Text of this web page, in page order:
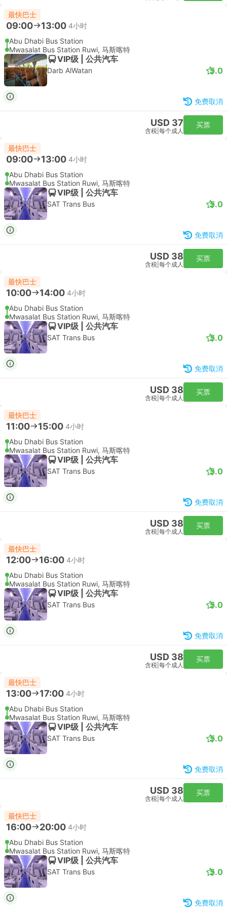
最快巴士
09:00 13:00 4小时
Abu Dhabi Bus Station
Mwasalat Bus Station Ruwi, 马斯喀特
VIP级 | 公共汽车
Darb AlWatan 5.0
免费取消
USD 37
含税 每个成人
买票
最快巴士
09:00 13:00 4小时
Abu Dhabi Bus Station
Mwasalat Bus Station Ruwi, 马斯喀特
VIP级 | 公共汽车
SAT Trans Bus 5.0
免费取消
USD 38
含税 每个成人
买票
最快巴士
10:00 14:00 4小时
Abu Dhabi Bus Station
Mwasalat Bus Station Ruwi, 马斯喀特
VIP级 | 公共汽车
SAT Trans Bus 5.0
免费取消
USD 38
含税 每个成人
买票
最快巴士
11:00 15:00 4小时
Abu Dhabi Bus Station
Mwasalat Bus Station Ruwi, 马斯喀特
VIP级 | 公共汽车
SAT Trans Bus 5.0
免费取消
USD 38
含税 每个成人
买票
最快巴士
12:00 16:00 4小时
Abu Dhabi Bus Station
Mwasalat Bus Station Ruwi, 马斯喀特
VIP级 | 公共汽车
SAT Trans Bus 5.0
免费取消
USD 38
含税 每个成人
买票
最快巴士
13:00 17:00 4小时
Abu Dhabi Bus Station
Mwasalat Bus Station Ruwi, 马斯喀特
VIP级 | 公共汽车
SAT Trans Bus 5.0
免费取消
USD 38
含税 每个成人
买票
最快巴士
16:00 20:00 4小时
Abu Dhabi Bus Station
Mwasalat Bus Station Ruwi, 马斯喀特
VIP级 | 公共汽车
SAT Trans Bus 5.0
免费取消